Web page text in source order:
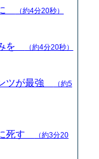
（約4分20秒）
を （約4分20秒）
ツが最強
（約5
死す
（約3分20